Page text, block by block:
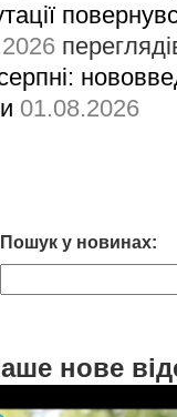
01.08.2026
Пошук у новинах:
нове